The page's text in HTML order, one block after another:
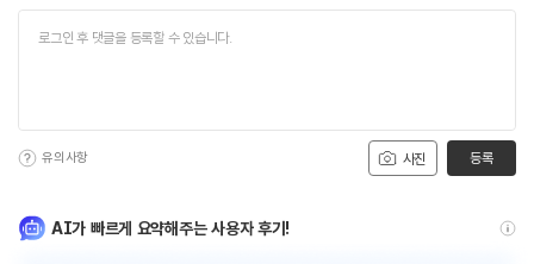
사진
유의사항 등록
AI가 빠르게 요약해주는 사용자 후기!